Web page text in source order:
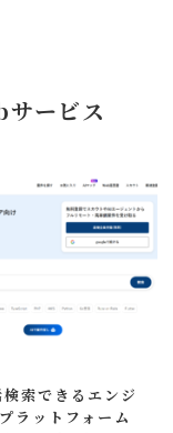
ービス
索できるエンジ
ラットフォーム